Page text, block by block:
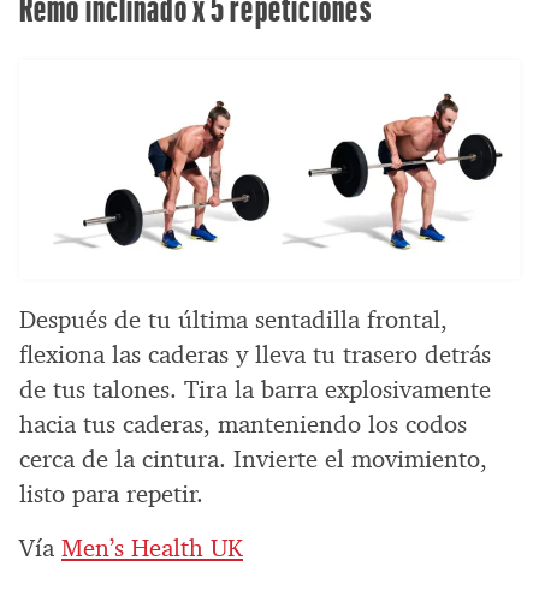
Después de tu última sentadilla frontal,
flexiona las caderas y lleva tu trasero detrás
de tus talones. Tira la barra explosivamente
hacia tus caderas, manteniendo los codos
cerca de la cintura. Invierte el movimiento,
listo para repetir.
Vía Men’s Health UK